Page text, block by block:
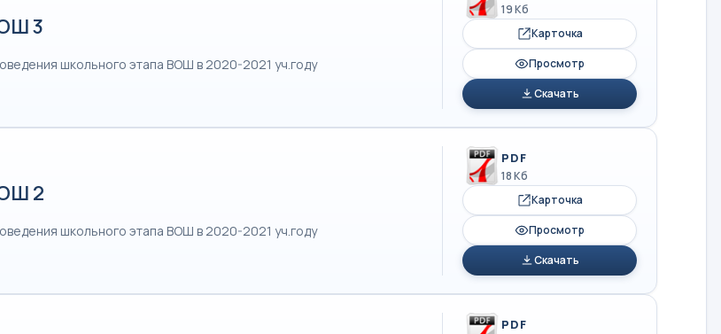
3
школьного этапа ВОШ в 2020-2021 уч.году
19 Кб
Карточка
Просмотр
Скачать
2
школьного этапа ВОШ в 2020-2021 уч.году
PDF
18 Кб
Карточка
Просмотр
Скачать
PDF